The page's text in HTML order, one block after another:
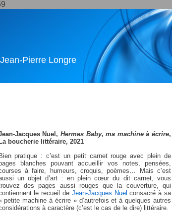
Pierre Longre
Jacques Nuel, Hermes Baby, ma machine à écrire,
La boucherie littéraire, 2021
Bien pratique : c’est un petit carnet rouge avec plein de
blanches pouvant accueillir vos notes, pensées,
à faire, humeurs, croquis, poèmes… Mais c’est
un objet d’art : en plein cœur du dit carnet, vous
des pages aussi rouges que la couverture, qui
le recueil de Jean-Jacques Nuelconsacré à sa
petite machine à écrire » d’autrefois et à quelques autres
à caractère (c’est le cas de le dire) littéraire.